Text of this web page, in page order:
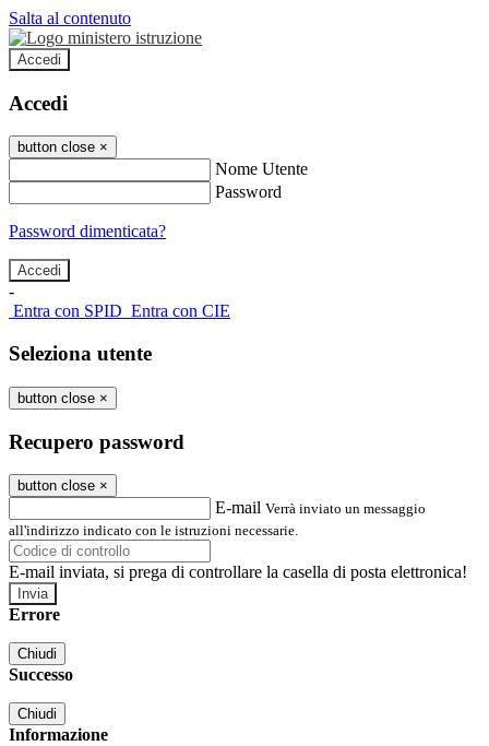
Salta al contenuto
Accedi
Accedi
button close ×
Nome Utente
Password
Password dimenticata?
-
Entra con SPID Entra con CIE
Seleziona utente
button close ×
Recupero password
button close ×
E-mail Verrà inviato un messaggio
all'indirizzo indicato con le istruzioni necessarie.
E-mail inviata, si prega di controllare la casella di posta elettronica!
Errore
Chiudi
Successo
Chiudi
Informazione